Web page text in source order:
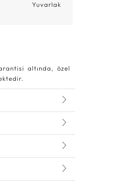
Yuvarlak
altında, özel